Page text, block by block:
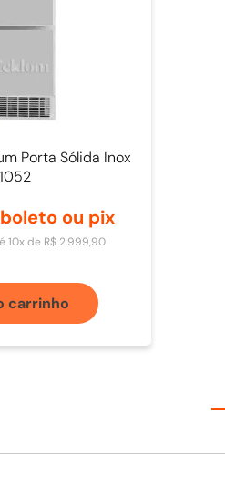
Porta Sólida Inox
ou pix
10x de R$ 2.999,90
carrinho